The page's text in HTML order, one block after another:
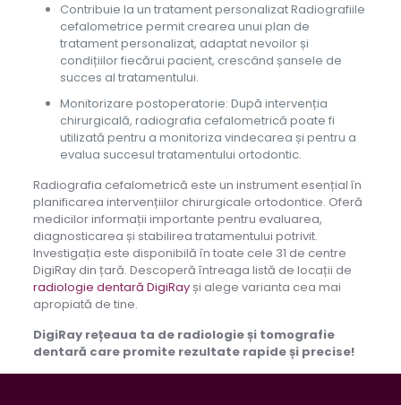
Contribuie la un tratament personalizat Radiografiile
cefalometrice permit crearea unui plan de
tratament personalizat, adaptat nevoilor și
condițiilor fiecărui pacient, crescând șansele de
succes al tratamentului.
Monitorizare postoperatorie: După intervenția
chirurgicală, radiografia cefalometrică poate fi
utilizată pentru a monitoriza vindecarea și pentru a
evalua succesul tratamentului ortodontic.
Radiografia cefalometrică este un instrument esențial în
planificarea intervențiilor chirurgicale ortodontice. Oferă
medicilor informații importante pentru evaluarea,
diagnosticarea și stabilirea tratamentului potrivit.
Investigația este disponibilă în toate cele 31 de centre
DigiRay din țară. Descoperă întreaga listă de locații de
radiologie dentară DigiRayși alege varianta cea mai
apropiată de tine.
DigiRay rețeaua ta de radiologie și tomografie
dentară care promite rezultate rapide și precise!